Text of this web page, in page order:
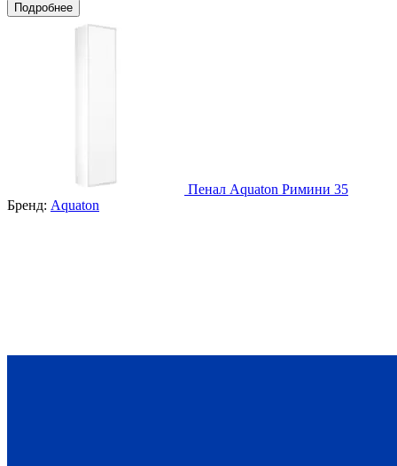
Подробнее
Пенал Aquaton Римини 35
Бренд: Aquaton